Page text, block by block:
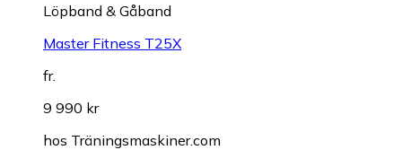
Löpband & Gåband
Master Fitness T25X
fr.
9 990 kr
hos Träningsmaskiner.com